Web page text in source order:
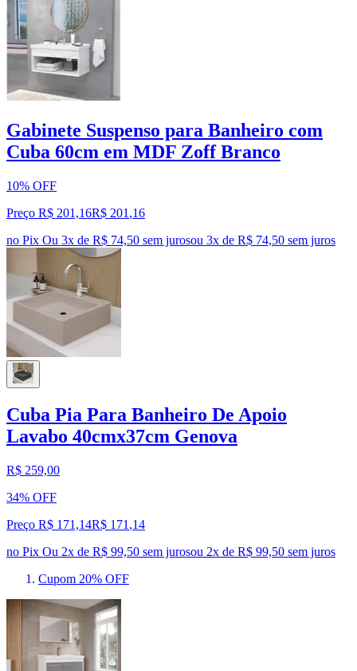
Gabinete Suspenso para Banheiro com
Cuba 60cm em MDF Zoff Branco
10% OFF
Preço R$ 201,16R$ 201 ,16
no Pix Ou 3x de R$ 74,50 sem jurosou 3x de R$ 74,50 sem juros
Cuba Pia Para Banheiro De Apoio
Lavabo 40cmx37cm Genova
R$ 259,00
34% OFF
Preço R$ 171,14R$ 171 ,14
no Pix Ou 2x de R$ 99,50 sem jurosou 2x de R$ 99,50 sem juros
Cupom 20% OFF